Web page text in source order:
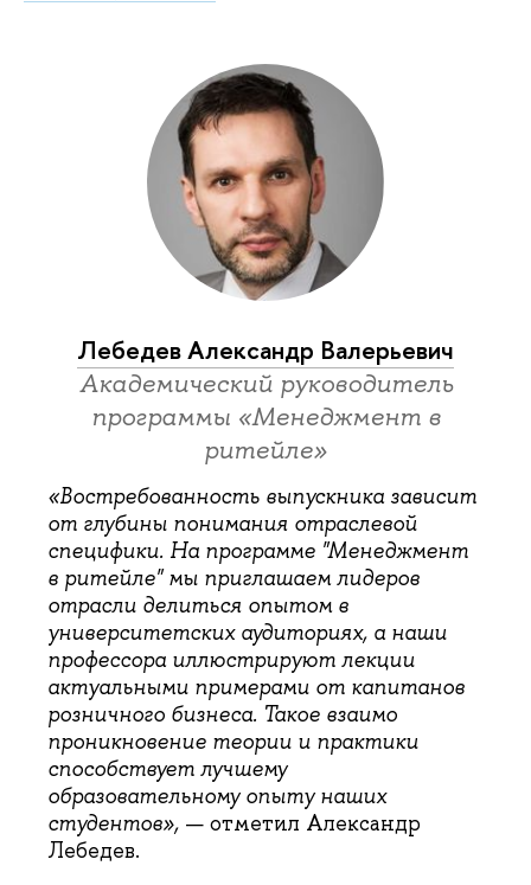
Лебедев Александр Валерьевич
Академический руководитель
программы «Менеджмент в
ритейле»
«Востребованность выпускника зависит
от глубины понимания отраслевой
специфики. На программе "Менеджмент
в ритейле" мы приглашаем лидеров
отрасли делиться опытом в
университетских аудиториях, а наши
профессора иллюстрируют лекции
актуальными примерами от капитанов
розничного бизнеса. Такое взаимо
проникновение теории и практики
способствует лучшему
образовательному опыту наших
студентов», — отметил Александр
Лебедев.